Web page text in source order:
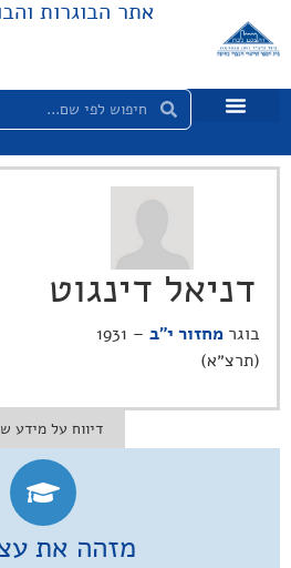
אתר הבוגרות
דניאל דינגוט
בוגר מחזור י"ב
– 1931
(תרצ״א)
דיווח על מידע
מזהה את